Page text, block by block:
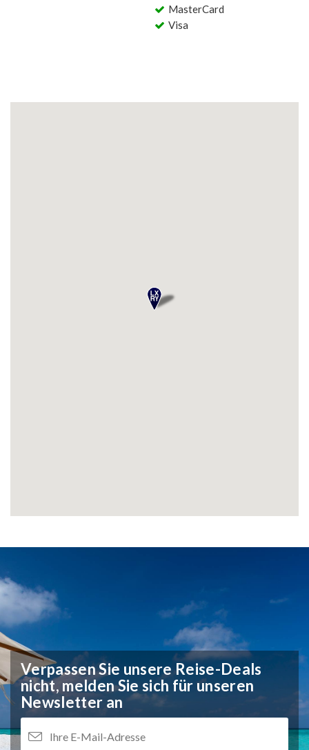
MasterCard
Visa
Verpassen Sie unsere Reise-Deals
nicht, melden Sie sich für unseren
Newsletter an